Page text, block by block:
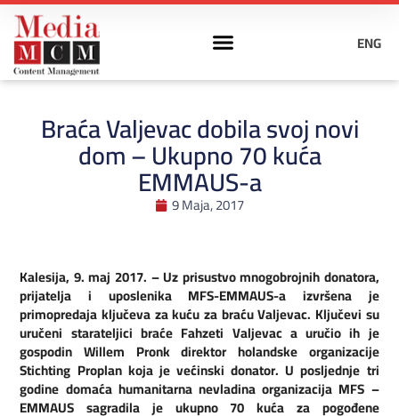
ENG
Braća Valjevac dobila svoj novi
dom – Ukupno 70 kuća
EMMAUS-a
9 Maja, 2017
Kalesija, 9. maj 2017. – Uz prisustvo mnogobrojnih donatora,
prijatelja i uposlenika MFS-EMMAUS-a izvršena je
primopredaja ključeva za kuću za braću Valjevac. Ključevi su
uručeni starateljici braće Fahzeti Valjevac a uručio ih je
gospodin Willem Pronk direktor holandske organizacije
Stichting Proplan koja je većinski donator. U posljednje tri
godine domaća humanitarna nevladina organizacija MFS –
EMMAUS sagradila je ukupno 70 kuća za pogođene